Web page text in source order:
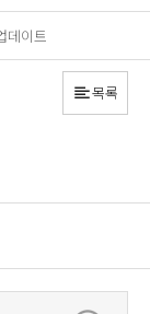
데이트
목록